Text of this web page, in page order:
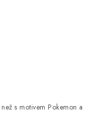
s motivem Pokemon a